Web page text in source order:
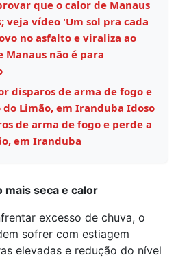
que o calor de Manaus
veja vídeo 'Um sol pra cada
no asfalto e viraliza ao
Manaus não é para
disparos de arma de fogo e
Limão, em Iranduba Idoso
de arma de fogo e perde a
em Iranduba
seca e calor
excesso de chuva, o
sofrer com estiagem
elevadas e redução do nível